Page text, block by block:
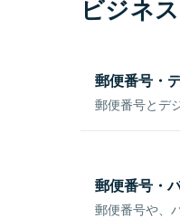
ビジネ
郵便番号・
郵便番号とデ
郵便番号・
郵便番号や、